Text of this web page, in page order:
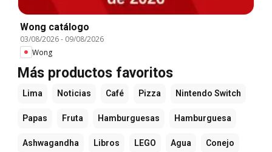
Wong catálogo
03/08/2026- 09/08/2026
Wong
Más productos favoritos
Lima Noticias Café Pizza Nintendo Switch
Papas Fruta Hamburguesas Hamburguesa
Ashwagandha Libros LEGO Agua Conejo